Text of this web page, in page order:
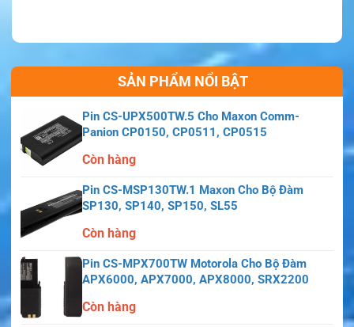
SẢN PHẨM NỔI BẬT
Pin CS-UPX500TW.5 Cho Maxon Comm-
Panion CP0150, CP0511, CP0515
Còn hàng
Pin CS-MSP130TW.1 Maxon Cho Bộ Đàm
SP130, SP140, SP150, SL55
Còn hàng
Pin CS-MPX700TW Motorola Cho Bộ Đàm
APX6000, APX7000, APX8000, SRX2200
Còn hàng